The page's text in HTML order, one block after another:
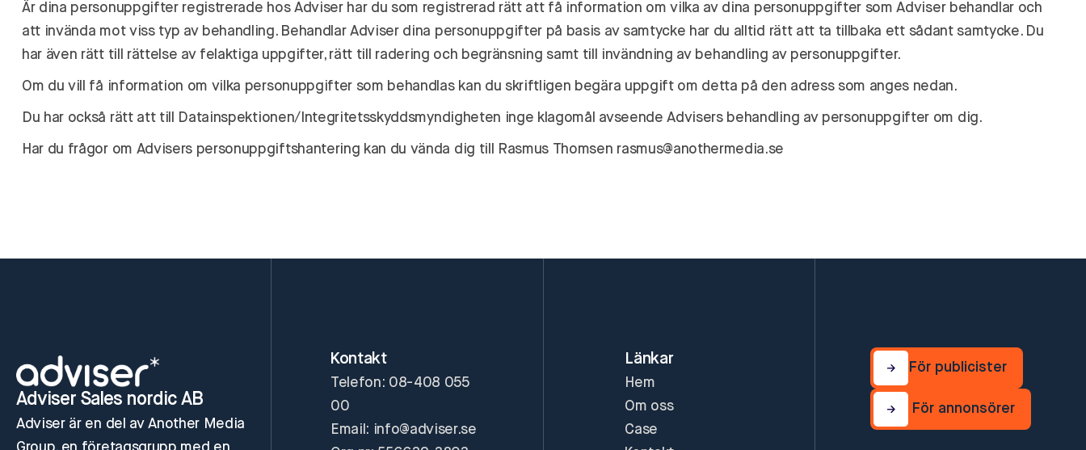
Är dina personuppgifter registrerade hos Adviser har du som registrerad rätt att få information om vilka av dina personuppgifter som Adviser behandlar och
att invända mot viss typ av behandling. Behandlar Adviser dina personuppgifter på basis av samtycke har du alltid rätt att ta tillbaka ett sådant samtycke. Du
har även rätt till rättelse av felaktiga uppgifter, rätt till radering och begränsning samt till invändning av behandling av personuppgifter.
Om du vill få information om vilka personuppgifter som behandlas kan du skriftligen begära uppgift om detta på den adress som anges nedan.
Du har också rätt att till Datainspektionen/Integritetsskyddsmyndigheten inge klagomål avseende Advisers behandling av personuppgifter om dig.
Har du frågor om Advisers personuppgiftshantering kan du vända dig till Rasmus Thomsen rasmus@anothermedia.se
Adviser Sales nordic AB
Adviser är en del av Another Media
Kontakt
Telefon: 08-408 055
00
Email: info@adviser.se
Länkar
Hem
Om oss
Case
För publicister
För publicister
För annonsörer
För annonsörer